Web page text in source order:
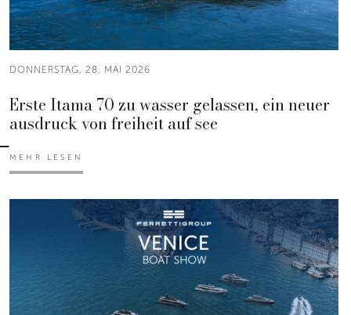
DONNERSTAG, 28. MAI 2026
Erste Itama 70 zu wasser gelassen, ein neuer
ausdruck von freiheit auf see
MEHR LESEN